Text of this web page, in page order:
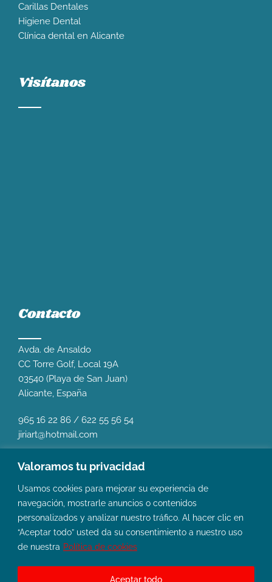
Valoramos tu privacidad
Usamos cookies para mejorar su experiencia de
navegación, mostrarle anuncios o contenidos
personalizados y analizar nuestro tráfico. Al hacer clic en
“Aceptar todo” usted da su consentimiento a nuestro uso
de nuestra Política de cookies
Aceptar todo
Carillas Dentales
Higiene Dental
Clínica dental en Alicante
Visítanos
Contacto
Avda. de Ansaldo
CC Torre Golf, Local 19A
03540 (Playa de San Juan)
Alicante, España
965 16 22 86 / 622 55 56 54
jiriart@hotmail.com